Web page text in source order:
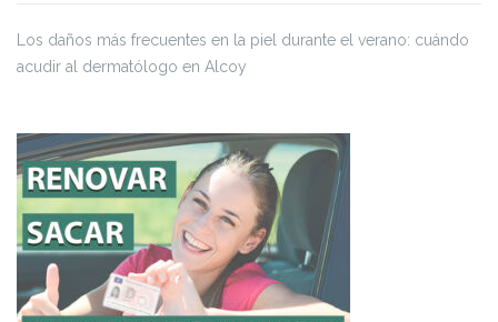
Los daños más frecuentes en la piel durante el verano: cuándo
acudir al dermatólogo en Alcoy